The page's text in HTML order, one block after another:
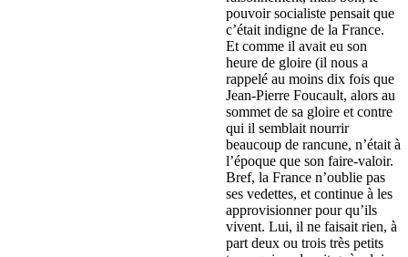
pouvoir socialiste pensait que
c’était indigne de la France.
Et comme il avait eu son
heure de gloire (il nous a
rappelé au moins dix fois que
Jean-Pierre Foucault, alors au
sommet de sa gloire et contre
qui il semblait nourrir
beaucoup de rancune, n’était à
l’époque que son faire-valoir.
Bref, la France n’oublie pas
ses vedettes, et continue à les
approvisionner pour qu’ils
vivent. Lui, il ne faisait rien, à
part deux ou trois très petits